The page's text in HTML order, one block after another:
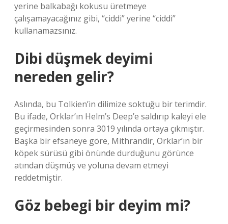
yerine balkabağı kokusu üretmeye
çalışamayacağınız gibi, “ciddi” yerine “ciddi”
kullanamazsınız.
Dibi düşmek deyimi
nereden gelir?
Aslında, bu Tolkien’in dilimize soktuğu bir terimdir.
Bu ifade, Orklar’ın Helm’s Deep’e saldırıp kaleyi ele
geçirmesinden sonra 3019 yılında ortaya çıkmıştır.
Başka bir efsaneye göre, Mithrandir, Orklar’ın bir
köpek sürüsü gibi önünde durduğunu görünce
atından düşmüş ve yoluna devam etmeyi
reddetmiştir.
Göz bebegi bir deyim mi?